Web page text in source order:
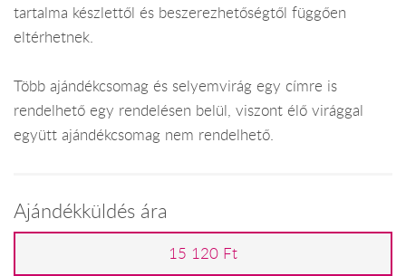
tartalma készlettől és beszerezhetőségtől függően
eltérhetnek.
Több ajándékcsomag és selyemvirág egy címre is
rendelhető egy rendelésen belül, viszont élő virággal
együtt ajándékcsomag nem rendelhető.
Ajándékküldés ára
15 120 Ft